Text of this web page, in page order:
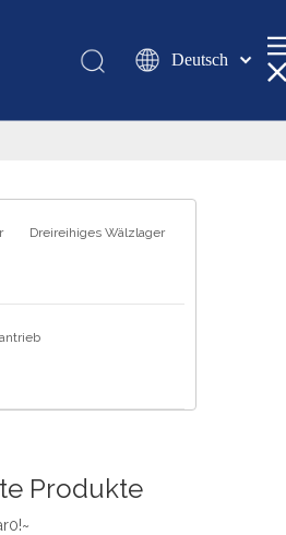
Deutsch
românesc
Français
Dreireihiges Wälzlager
Produkte